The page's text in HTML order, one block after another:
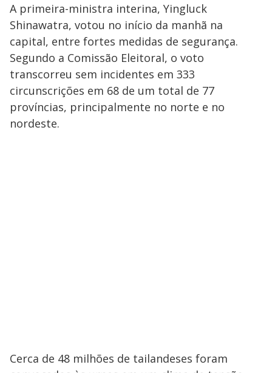
A primeira-ministra interina, Yingluck
Shinawatra, votou no início da manhã na
capital, entre fortes medidas de segurança.
Segundo a Comissão Eleitoral, o voto
transcorreu sem incidentes em 333
circunscrições em 68 de um total de 77
províncias, principalmente no norte e no
nordeste.
Cerca de 48 milhões de tailandeses foram